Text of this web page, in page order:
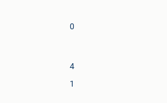
0
4
1